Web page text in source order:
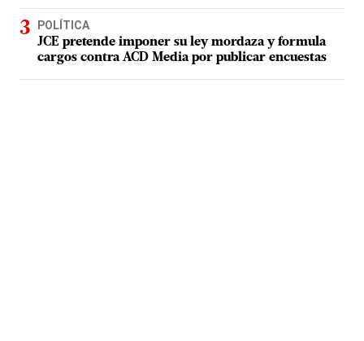
POLÍTICA
JCE pretende imponer su ley mordaza y formula
cargos contra ACD Media por publicar encuestas